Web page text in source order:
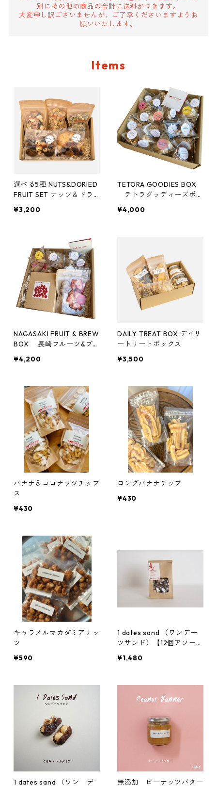
別にその他の商品の合計に送料がつきます。
大変申し訳ございませんが、ご了承くださいますようお
願いいたします。
Items
選べる5種 NUTS&DORIED
FRUIT SET ナッツ＆ドラ
¥3,200
TETORA GOODIES BOX
テトラグッディーズボッ
¥4,000
NAGASAKI FRUIT & BREW
BOX 長崎フルーツ&ブ
¥4,200
DAILY TREAT BOX デイリ
ートリートボックス
¥3,500
バナナ＆ココナッツチップ
ス
¥430
ロングバナナチップ
¥430
キャラメルマカダミアナッ
ツ
¥590
1 dates sand （ワンデー
ツサンド）【12個アソート
¥1,480
1 dates sand （ワン デ 無添加 ピーナッツバター